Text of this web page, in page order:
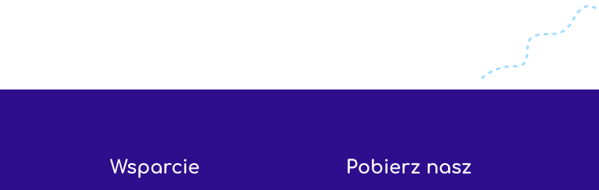
Wsparcie
Pobierz nasz